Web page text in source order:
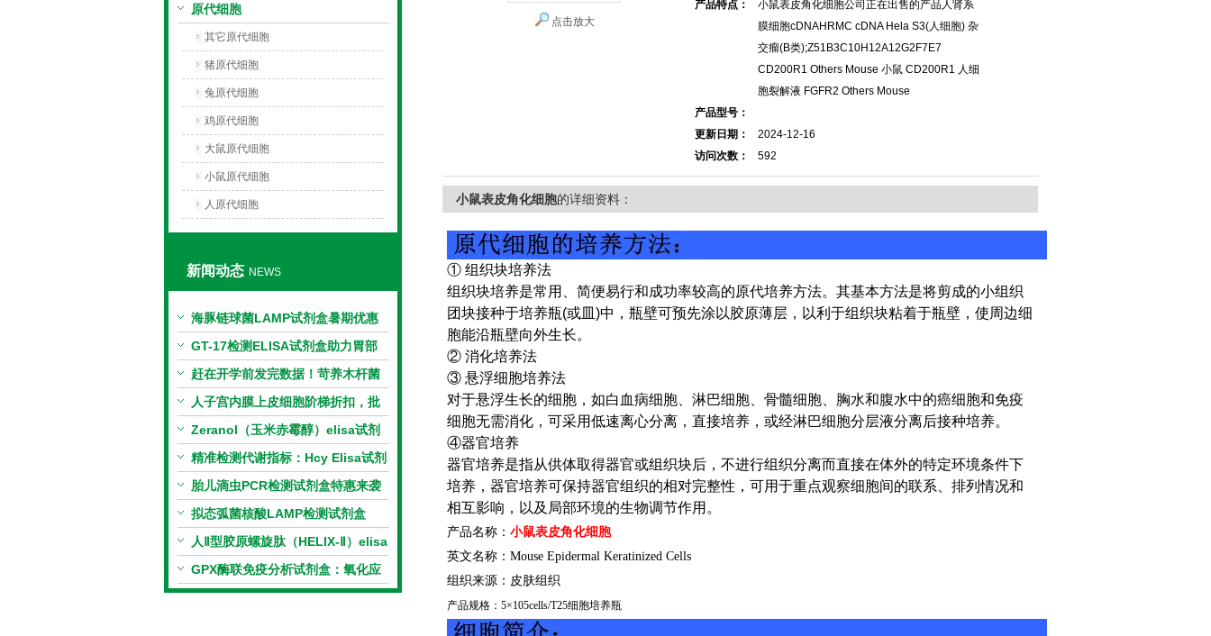
原代细胞
其它原代细胞
猪原代细胞
兔原代细胞
鸡原代细胞
大鼠原代细胞
小鼠原代细胞
人原代细胞
新闻动态 NEWS
海豚链球菌LAMP试剂盒暑期优惠
GT-17检测ELISA试剂盒助力胃部
相关指标样本定量研究
赶在开学前发完数据！苛养木杆菌
PCR检测试剂盒暑假优惠开启
人子宫内膜上皮细胞阶梯折扣，批
量更划算
Zeranol（玉米赤霉醇）elisa试剂
盒特惠
精准检测代谢指标：Hcy Elisa试剂
盒的科研应用与技术特点
胎儿滴虫PCR检测试剂盒特惠来袭
拟态弧菌核酸LAMP检测试剂盒
（恒温荧光法）新品上市优惠活动
人Ⅱ型胶原螺旋肽（HELIX-Ⅱ）elisa
试剂盒科研优惠活动开启
GPX酶联免疫分析试剂盒：氧化应
激研究精准检测工具
点击放大
产品特点：
小鼠表皮角化细胞公司正在出售的产品人肾系
膜细胞cDNAHRMC cDNA Hela S3(人细胞) 杂
交瘤(B类);Z51B3C10H12A12G2F7E7
CD200R1 Others Mouse 小鼠 CD200R1 人细
胞裂解液 FGFR2 Others Mouse
产品型号：
更新日期：
2024-12-16
访问次数：
592
小鼠表皮角化细胞的详细资料：
① 组织块培养法
组织块培养是常用、简便易行和成功率较高的原代培养方法。其基本方法是将剪成的小组织
团块接种于培养瓶(或皿)中，瓶壁可预先涂以胶原薄层，以利于组织块粘着于瓶壁，使周边细
胞能沿瓶壁向外生长。
② 消化培养法
③ 悬浮细胞培养法
对于悬浮生长的细胞，如白血病细胞、淋巴细胞、骨髓细胞、胸水和腹水中的癌细胞和免疫
细胞无需消化，可采用低速离心分离，直接培养，或经淋巴细胞分层液分离后接种培养。
④器官培养
器官培养是指从供体取得器官或组织块后，不进行组织分离而直接在体外的特定环境条件下
培养，器官培养可保持器官组织的相对完整性，可用于重点观察细胞间的联系、排列情况和
相互影响，以及局部环境的生物调节作用。
产品名称： 小鼠表皮角化细胞
英文名称： Mouse Epidermal Keratinized Cells
组织来源： 皮肤组织
产品规格： 5×105cells/T25细胞培养瓶